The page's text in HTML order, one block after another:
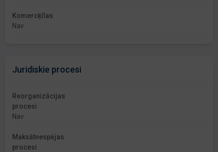
Komercķīlas
Nav
Juridiskie procesi
Reorganizācijas
procesi
Nav
Maksātnespējas
procesi